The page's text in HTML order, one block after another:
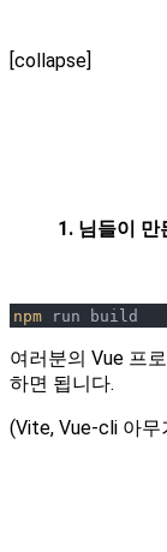
[collapse]
1. 님들이 만
npm run build
여러분의 Vue 프
하면 됩니다.
(Vite, Vue-cli 아